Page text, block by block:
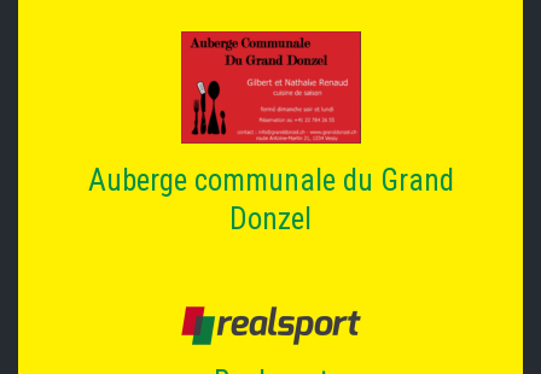
Auberge communale du Grand
Donzel